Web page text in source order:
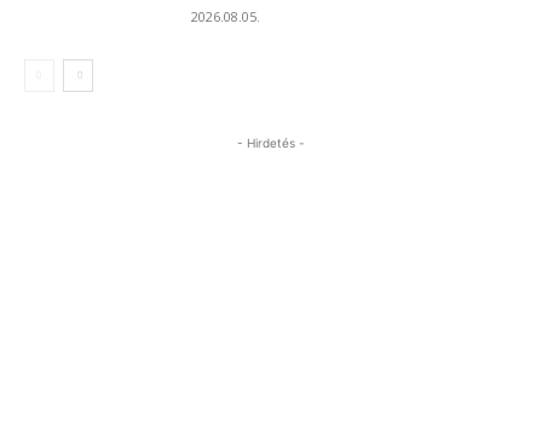
2026.08.05.
- Hirdetés -